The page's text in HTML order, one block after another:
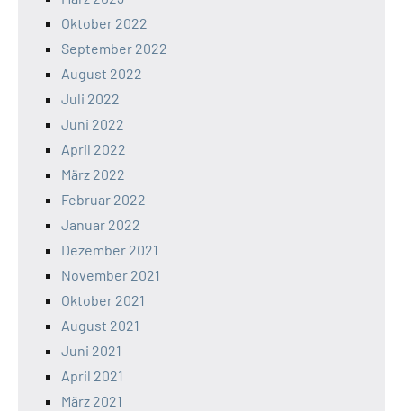
Oktober 2022
September 2022
August 2022
Juli 2022
Juni 2022
April 2022
März 2022
Februar 2022
Januar 2022
Dezember 2021
November 2021
Oktober 2021
August 2021
Juni 2021
April 2021
März 2021